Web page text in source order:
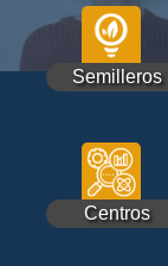
Semilleros
Centros